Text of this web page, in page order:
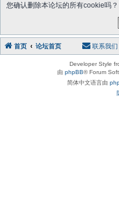
您确认删除本论坛的所有cookie吗？
首页 论坛首页 联系我们
Developer Style
由 phpBB® Forum
简体中文语言由